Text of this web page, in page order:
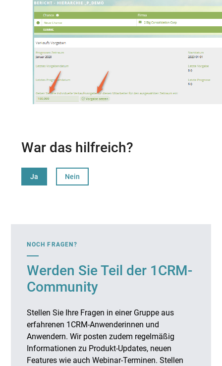
War das hilfreich?
Ja Nein
NOCH FRAGEN?
Werden Sie Teil der 1CRM-
Community
Stellen Sie Ihre Fragen in einer Gruppe aus
erfahrenen 1CRM-Anwenderinnen und
Anwendern. Wir posten zudem regelmäßig
Informationen zu Produkt-Updates, neuen
Features wie auch Webinar-Terminen. Stellen